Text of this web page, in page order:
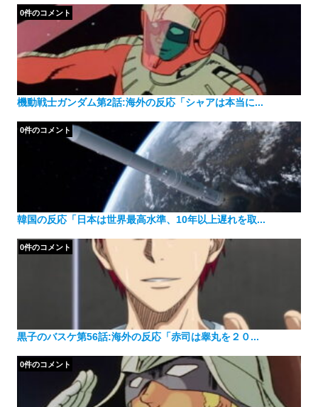
機動戦士ガンダム第2話:海外の反応「シャアは本当に...
0件のコメント
韓国の反応「日本は世界最高水準、10年以上遅れを取...
0件のコメント
黒子のバスケ第56話:海外の反応「赤司は睾丸を２０...
0件のコメント
0件のコメント